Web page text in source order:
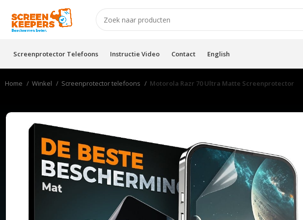
Screenprotector Telefoons Instructie Video Contact English
Home Winkel Screenprotector telefoons Motorola Razr 70 Ultra Matte Screenprotector